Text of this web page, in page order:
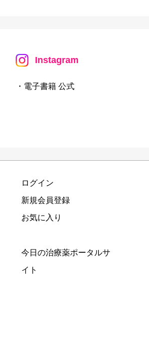
Instagram
・電子書籍 公式
ログイン
新規会員登録
お気に入り
今日の治療薬ポータルサ
イト